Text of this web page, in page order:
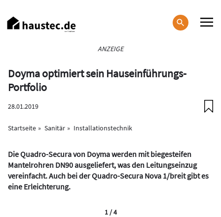
zum
Inhalt
ANZEIGE
Doyma optimiert sein Hauseinführungs-
Portfolio
28.01.2019
Startseite Sanitär Installationstechnik
Die Quadro-Secura von Doyma werden mit biegesteifen
Mantelrohren DN90 ausgeliefert, was den Leitungseinzug
vereinfacht. Auch bei der Quadro-Secura Nova 1/breit gibt es
eine Erleichterung.
1 / 4